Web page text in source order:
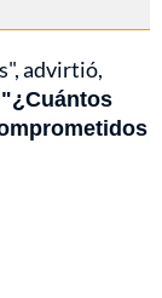
advirtió,